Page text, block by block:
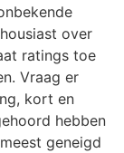
over
ratings toe
Vraag er
kort en
hebben
geneigd